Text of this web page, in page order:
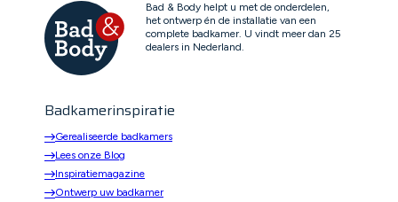
Bad & Body helpt u met de onderdelen,
het ontwerp én de installatie van een
complete badkamer. U vindt meer dan 25
dealers in Nederland.
Badkamerinspiratie
Gerealiseerde badkamers
Lees onze Blog
Inspiratiemagazine
Ontwerp uw badkamer